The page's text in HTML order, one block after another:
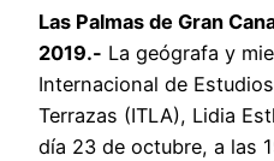
Las Palmas de Gran
2019.- La geógrafa y
Internacional de
Terrazas (ITLA), Lidia
día 23 de octubre, a las